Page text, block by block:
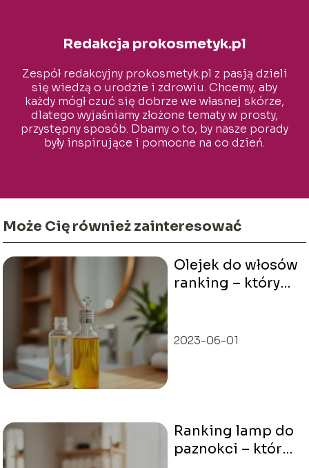
Redakcja prokosmetyk.pl
Zespół redakcyjny prokosmetyk.pl z pasją dzieli
się wiedzą o urodzie i zdrowiu. Chcemy, aby
każdy mógł czuć się dobrze we własnej skórze,
dlatego wyjaśniamy złożone tematy w prosty,
przystępny sposób. Dbamy o to, by nasze porady
były inspirujące i pomocne na co dzień.
Może Cię również zainteresować
Olejek do włosów
ranking – który
włosów?
2023-06-01
Ranking lamp do
paznokci – które